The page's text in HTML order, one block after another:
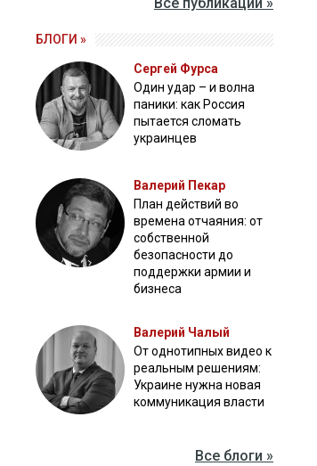
БЛОГИ »
Сергей Фурса
Один удар – и волна
паники: как Россия
пытается сломать
украинцев
Валерий Пекар
План действий во
времена отчаяния: от
собственной
безопасности до
поддержки армии и
бизнеса
Валерий Чалый
От однотипных видео к
реальным решениям:
Украине нужна новая
коммуникация власти
Все блоги »